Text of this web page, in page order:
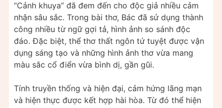
“Cảnh khuya” đã đem đến cho độc giả nhiều cảm
nhận sâu sắc. Trong bài thơ, Bác đã sử dụng thành
công nhiều từ ngữ gợi tả, hình ảnh so sánh độc
đáo. Đặc biệt, thể thơ thất ngôn tứ tuyệt được vận
dụng sáng tạo và những hình ảnh thơ vừa mang
màu sắc cổ điển vừa bình dị, gần gũi.
Tính truyền thống và hiện đại, cảm hứng lãng mạn
và hiện thực được kết hợp hài hòa. Từ đó thể hiện